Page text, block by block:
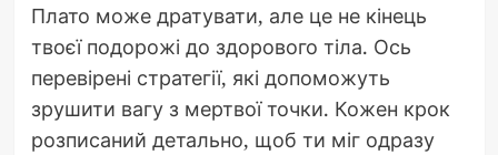
Плато може дратувати, але це не кінець
твоєї подорожі до здорового тіла. Ось
перевірені стратегії, які допоможуть
зрушити вагу з мертвої точки. Кожен крок
розписаний детально, щоб ти міг одразу